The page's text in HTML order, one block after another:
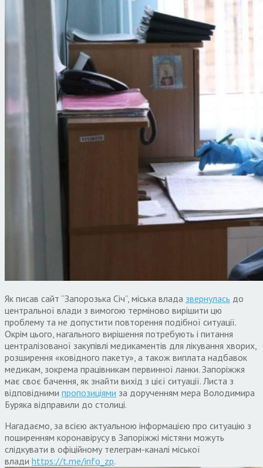
Як писав сайт “Запорозька Січ”, міська влада звернулась до
центральної влади з вимогою терміново вирішити цю
проблему та не допустити повторення подібної ситуації.
Окрім цього, нагального вирішення потребують і питання
централізованої закупівлі медикаментів для лікування хворих,
розширення «ковідного пакету», а також виплата надбавок
медикам, зокрема працівникам первинної ланки. Запоріжжя
має своє бачення, як знайти вихід з цієї ситуації. Листа з
відповідними пропозиціями за дорученням мера Володимира
Буряка відправили до столиці.
Нагадаємо, за всією актуальною інформацією про ситуацію з
поширенням коронавірусу в Запоріжжі містяни можуть
слідкувати в офіційному телеграм-каналі міської
влади https://t.me/info_zp.